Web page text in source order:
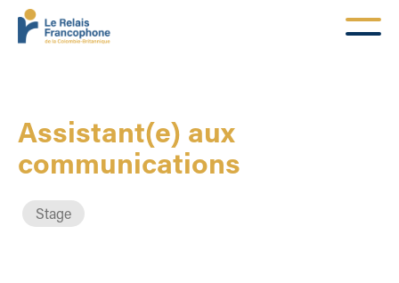
Assistant(e) aux
communications
Stage